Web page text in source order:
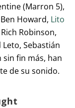
(Marron 5),
Howard, Lito
Rich Robinson,
Leto, Sebastián
sin fin más, han
de su sonido.